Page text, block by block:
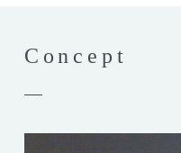
Concept